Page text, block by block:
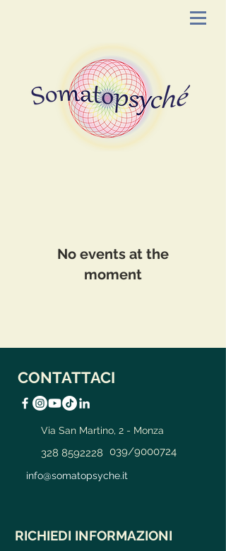
No events at the
moment
CONTATTACI
Via San Martino, 2 - Monza
328 8592228 039/9000724
info@somatopsyche.it
RICHIEDI INFORMAZIONI